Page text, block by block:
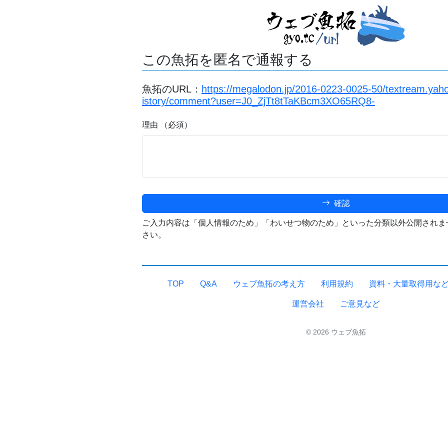
この魚拓を匿名で通報する
魚拓のURL： https://megalodon.jp/2016-0223-0025-50/
istory/comment?user=J0_ZjTt8tTaKBcm3XO65RQ8-
理由 （必須）
確認
ご入力内容は「個人情報のため」「わいせつ物のため」といった分類以外公開され
さい。
TOP Q&A ウェブ魚拓の考え方 利用規約 資料・大量取得用な
運営会社 ご意見など
© 2026 ウェブ魚拓